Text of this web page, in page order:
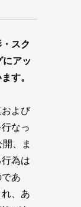
スク
にアッ
す。
よび
なっ
、ま
為は
あ
、あ